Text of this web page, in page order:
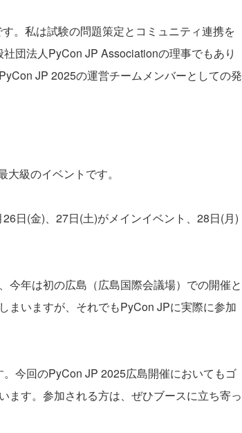
。私は試験の問題策定とコミュニティ連携を
団法人PyCon JP Associationの理事でもあり
JP 2025の運営チームメンバーとしての発
級のイベントです。
日(金)、27日(土)がメインイベント、28日(月)
今年は初の広島（広島国際会議場）での開催と
まいますが、それでもPyCon JPに実際に参加
今回のPyCon JP 2025広島開催においてもゴ
ます。参加される方は、ぜひブースに立ち寄っ